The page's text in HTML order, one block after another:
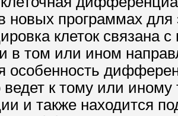
новых программах для
клеток связана
в том или ином
особенность
к тому или иному
и также находится